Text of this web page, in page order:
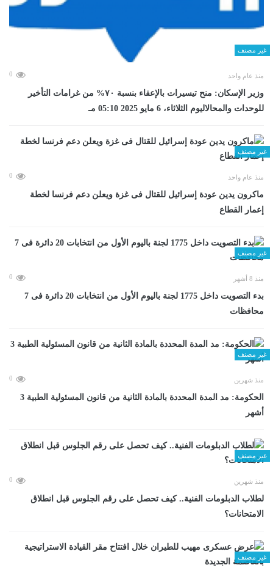
غير مصنف
منذ عام واحد 0
وزير الإسكان: منح تيسيرات بالإعفاء بنسبة ٧٠% من غرامات التأخير
للوحدات والمحالاليوم الثلاثاء، 6 مايو 2025 05:10 مـ
غير مصنف
منذ عام واحد 0
ماكرون يدين عودة إسرائيل للقتال فى غزة ويعلن دعم فرنسا لخطة
إعمار القطاع
غير مصنف
منذ 8 أشهر 0
بدء التصويت داخل 1775 لجنة باليوم الأول من انتخابات 20 دائرة فى 7
محافظات
غير مصنف
منذ شهرين 0
الحكومة: مد المدة المحددة بالمادة الثانية من قانون المسئولية الطبية 3
أشهر
غير مصنف
منذ شهرين 0
لطلاب الدبلومات الفنية.. كيف تحصل على رقم الجلوس قبل انطلاق
الامتحانات؟
غير مصنف